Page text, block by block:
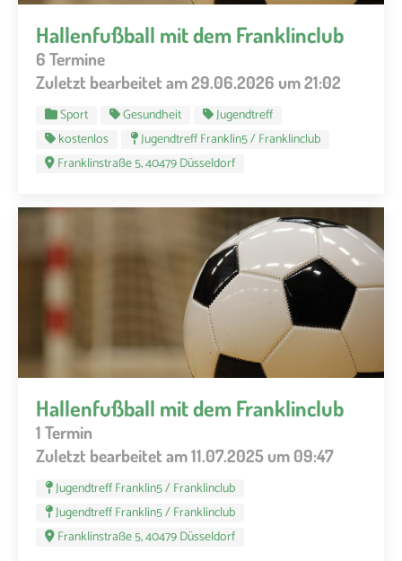
Hallenfußball mit dem Franklinclub
6 Termine
Zuletzt bearbeitet am 29.06.2026 um 21:02
Sport Gesundheit
Jugendtreff
kostenlos
Jugendtreff Franklin5 / Franklinclub
Franklinstraße 5, 40479 Düsseldorf
Hallenfußball mit dem Franklinclub
1 Termin
Zuletzt bearbeitet am 11.07.2025 um 09:47
Jugendtreff Franklin5 / Franklinclub
Jugendtreff Franklin5 / Franklinclub
Franklinstraße 5, 40479 Düsseldorf